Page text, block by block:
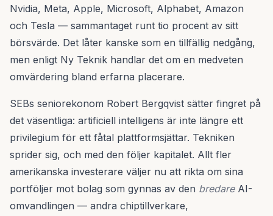
Nvidia, Meta, Apple, Microsoft, Alphabet, Amazon
och Tesla — sammantaget runt tio procent av sitt
börsvärde. Det låter kanske som en tillfällig nedgång,
men enligt Ny Teknik handlar det om en medveten
omvärdering bland erfarna placerare.
SEBs seniorekonom Robert Bergqvist sätter fingret på
det väsentliga: artificiell intelligens är inte längre ett
privilegium för ett fåtal plattformsjättar. Tekniken
sprider sig, och med den följer kapitalet. Allt fler
amerikanska investerare väljer nu att rikta om sina
portföljer mot bolag som gynnas av den bredareAI-
omvandlingen — andra chiptillverkare,